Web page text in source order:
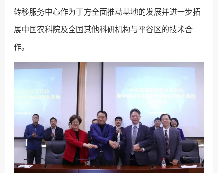
转移服务中心作为丁方全面推动基地的发展并进一步拓
展中国农科院及全国其他科研机构与平谷区的技术合
作。